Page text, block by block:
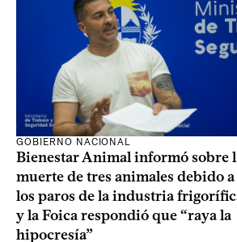
GOBIERNO NACIONAL
Bienestar Animal informó sobre
muerte de tres animales debido a
los paros de la industria
y la Foica respondió que “raya la
hipocresía”